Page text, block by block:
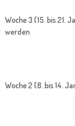
Woche 3 (15. bis 21.
werden
Woche 2 (8. bis 14.